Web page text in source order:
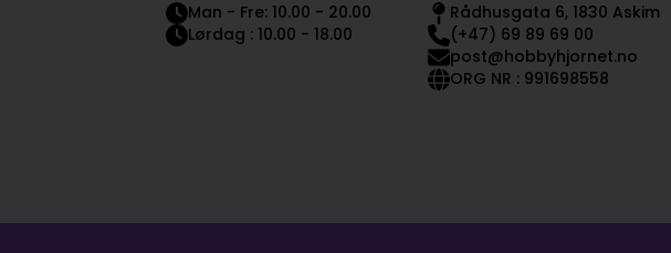
Man - Fre: 10.00 - 20.00
Lørdag : 10.00 - 18.00
Rådhusgata 6, 1830 Askim
(+47) 69 89 69 00
post@hobbyhjornet.no
ORG NR : 991698558